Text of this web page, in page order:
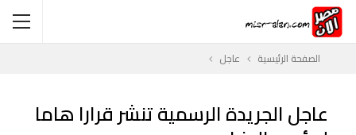
الصفحة الرئيسية عاجل
عاجل الجريدة الرسمية تنشر قرارا هاما